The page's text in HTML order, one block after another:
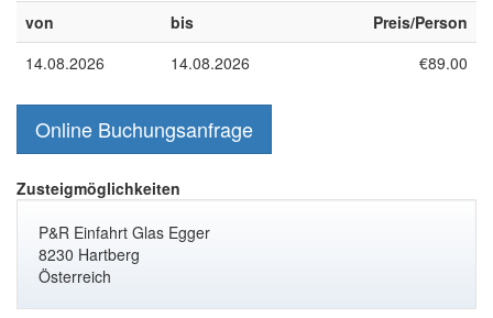
von
bis
Preis/Person
14.08.2026
14.08.2026 €89.00
Online Buchungsanfrage
Zusteigmöglichkeiten
P&R Einfahrt Glas Egger
8230 Hartberg
Österreich